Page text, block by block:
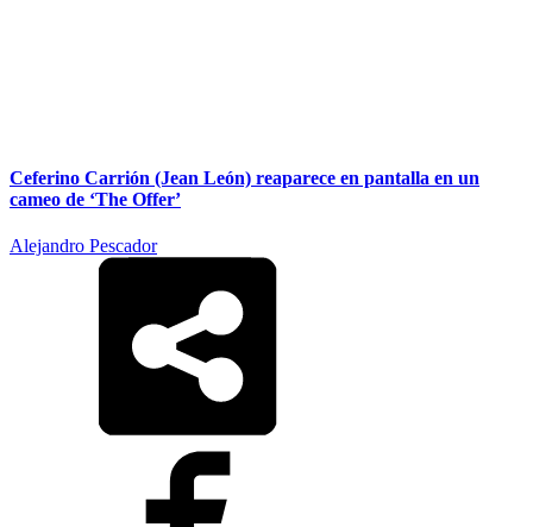
Ceferino Carrión (Jean León) reaparece en pantalla en un
cameo de ‘The Offer’
Alejandro Pescador